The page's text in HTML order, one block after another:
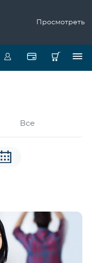
Просмотреть
Все